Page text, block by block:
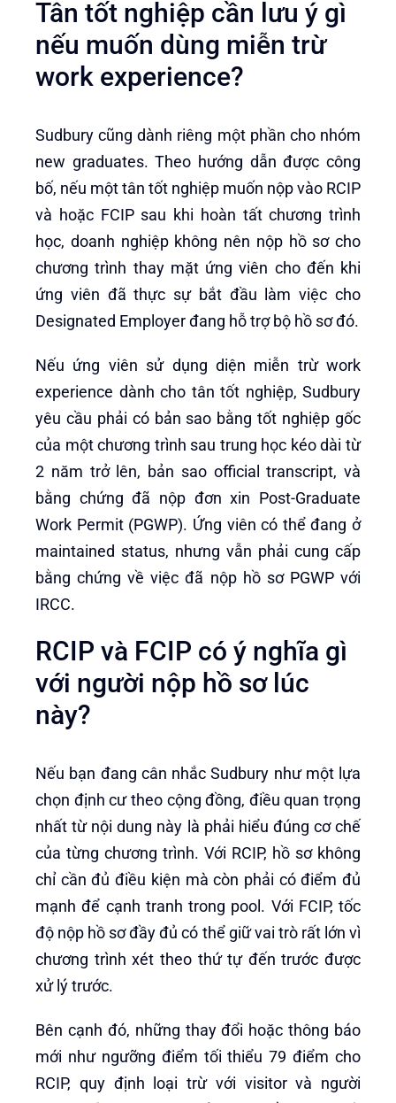
Tân tốt nghiệp cần lưu ý gì
nếu muốn dùng miễn trừ
work experience?
Sudbury cũng dành riêng một phần cho nhóm
new graduates. Theo hướng dẫn được công
bố, nếu một tân tốt nghiệp muốn nộp vào RCIP
và hoặc FCIP sau khi hoàn tất chương trình
học, doanh nghiệp không nên nộp hồ sơ cho
chương trình thay mặt ứng viên cho đến khi
ứng viên đã thực sự bắt đầu làm việc cho
Designated Employer đang hỗ trợ bộ hồ sơ đó.
Nếu ứng viên sử dụng diện miễn trừ work
experience dành cho tân tốt nghiệp, Sudbury
yêu cầu phải có bản sao bằng tốt nghiệp gốc
của một chương trình sau trung học kéo dài từ
2 năm trở lên, bản sao official transcript, và
bằng chứng đã nộp đơn xin Post-Graduate
Work Permit (PGWP). Ứng viên có thể đang ở
maintained status, nhưng vẫn phải cung cấp
bằng chứng về việc đã nộp hồ sơ PGWP với
IRCC.
RCIP và FCIP có ý nghĩa gì
với người nộp hồ sơ lúc
này?
Nếu bạn đang cân nhắc Sudbury như một lựa
chọn định cư theo cộng đồng, điều quan trọng
nhất từ nội dung này là phải hiểu đúng cơ chế
của từng chương trình. Với RCIP, hồ sơ không
chỉ cần đủ điều kiện mà còn phải có điểm đủ
mạnh để cạnh tranh trong pool. Với FCIP, tốc
độ nộp hồ sơ đầy đủ có thể giữ vai trò rất lớn vì
chương trình xét theo thứ tự đến trước được
xử lý trước.
Bên cạnh đó, những thay đổi hoặc thông báo
mới như ngưỡng điểm tối thiểu 79 điểm cho
RCIP, quy định loại trừ với visitor và người